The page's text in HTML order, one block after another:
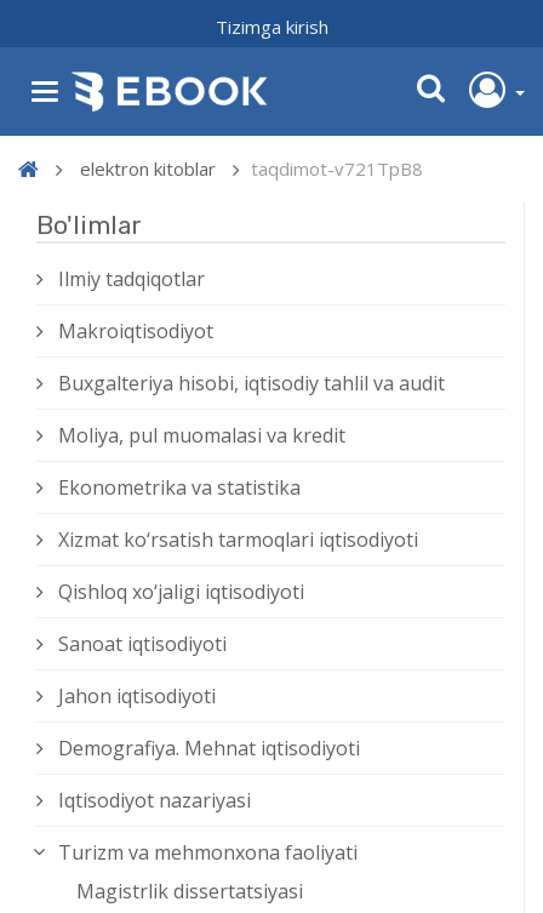
Tizimga kirish
elektron kitoblar taqdimot-v721TpB8
Bo'limlar
Ilmiy tadqiqotlar
Makroiqtisodiyot
Buxgalteriya hisobi, iqtisodiy tahlil va audit
Moliya, pul muomalasi va kredit
Ekonometrika va statistika
Xizmat kо‘rsatish tarmoqlari iqtisodiyoti
Qishloq xо‘jaligi iqtisodiyoti
Sanoat iqtisodiyoti
Jahon iqtisodiyoti
Demografiya. Mehnat iqtisodiyoti
Iqtisodiyot nazariyasi
Turizm va mehmonxona faoliyati
Magistrlik dissertatsiyasi